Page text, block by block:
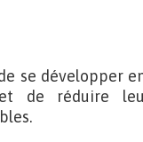
se développer
et de réduire